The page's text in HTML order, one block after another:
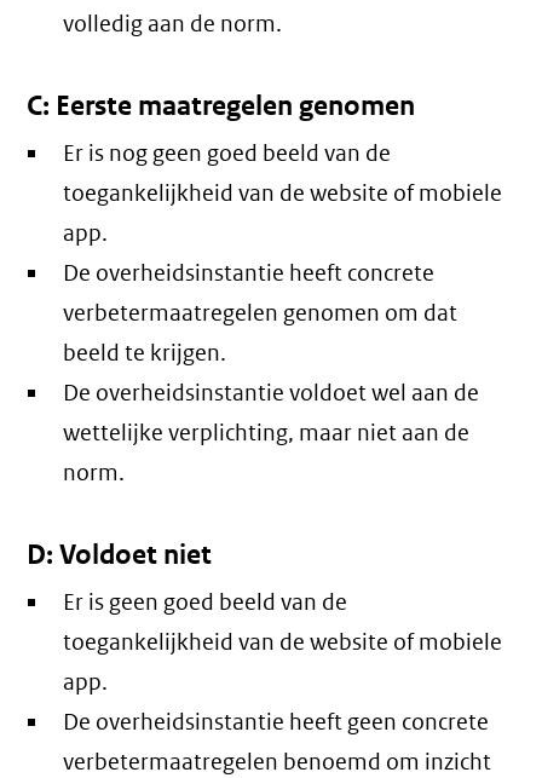
volledig aan de norm.
C: Eerste maatregelen genomen
Er is nog geen goed beeld van de
toegankelijkheid van de website of mobiele
app.
De overheidsinstantie heeft concrete
verbetermaatregelen genomen om dat
beeld te krijgen.
De overheidsinstantie voldoet wel aan de
wettelijke verplichting, maar niet aan de
norm.
D: Voldoet niet
Er is geen goed beeld van de
toegankelijkheid van de website of mobiele
app.
De overheidsinstantie heeft geen concrete
verbetermaatregelen benoemd om inzicht